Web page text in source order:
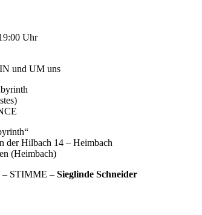
Uhr
und UM uns
der Hilbach 14 – Heimbach
(Heimbach)
STIMME – Sieglinde Schneider